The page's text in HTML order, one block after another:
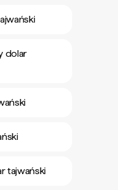
dolar
tajwański